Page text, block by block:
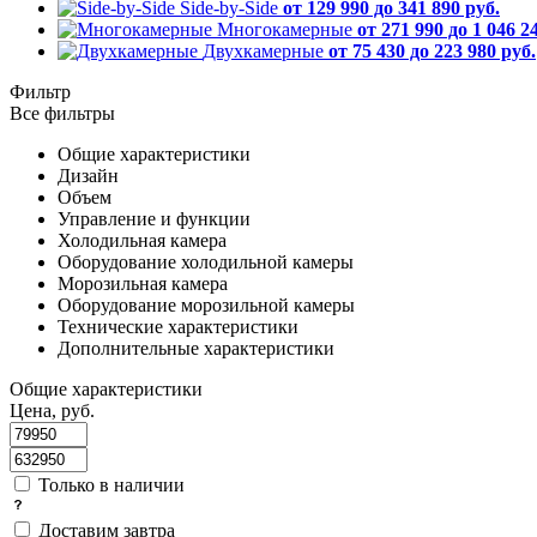
Side-by-Side от 129 990 до 341 890 руб.
Многокамерные от 271 990 до 1 046
Двухкамерные от 75 430 до 223 980 руб.
Фильтр
Все фильтры
Общие характеристики
Дизайн
Объем
Управление и функции
Холодильная камера
Оборудование холодильной камеры
Морозильная камера
Оборудование морозильной камеры
Технические характеристики
Дополнительные характеристики
Общие характеристики
Цена, руб.
Только в наличии
Доставим завтра